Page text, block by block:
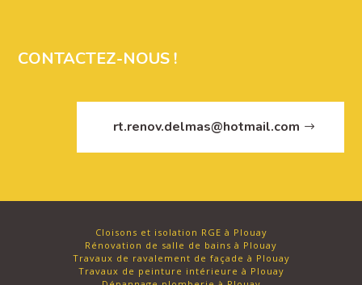
CONTACTEZ-NOUS !
rt.renov.delmas@hotmail.com
Cloisons et isolation RGE à Plouay
Rénovation de salle de bains à Plouay
Travaux de ravalement de façade à Plouay
Travaux de peinture intérieure à Plouay